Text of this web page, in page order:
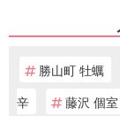
勝山町 牡蠣
辛
藤沢 個室